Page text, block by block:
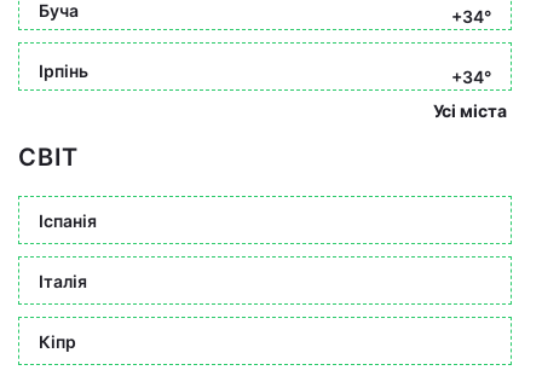
Буча +34°
Ірпінь
+34°
Усі міста
СВІТ
Іспанія
Італія
Кіпр